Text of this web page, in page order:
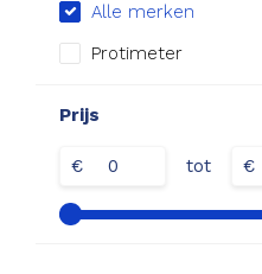
Alle merken
Protimeter
Prijs
€ tot €